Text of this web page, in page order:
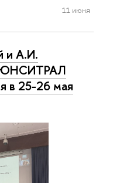
11 июня
и А.И.
ЮНСИТРАЛ
в 25-26 мая